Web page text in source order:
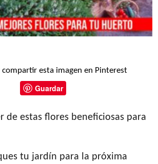
compartir esta imagen en Pinterest
Guardar
de estas flores beneficiosas para
tu jardín para la próxima